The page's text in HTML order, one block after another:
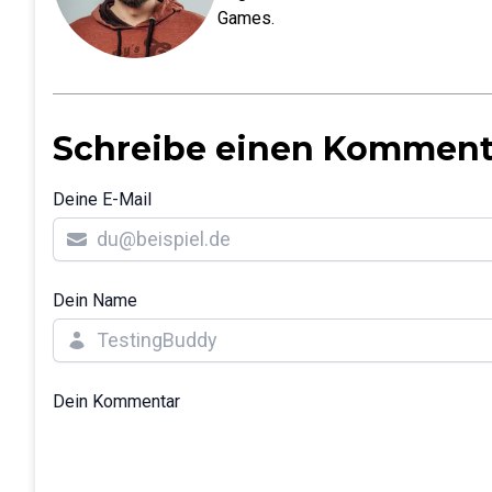
Games.
Schreibe einen
Deine E-Mail
Dein Name
Dein Kommentar